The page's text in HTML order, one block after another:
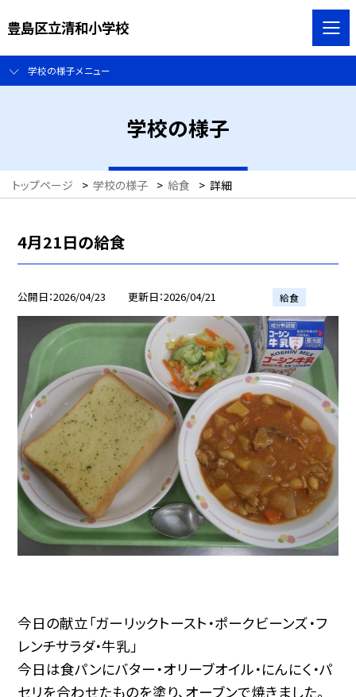
豊島区立清和小学校
学校の様子メニュー
学校の様子
トップページ > 学校の様子 > 給食 > 詳細
4月21日の給食
公開日 2026/04/23 更新日 2026/04/21 給食
今日の献立「ガーリックトースト・ポークビーンズ・フ
レンチサラダ・牛乳」
今日は食パンにバター・オリーブオイル・にんにく・パ
セリを合わせたものを塗り、オーブンで焼きました。